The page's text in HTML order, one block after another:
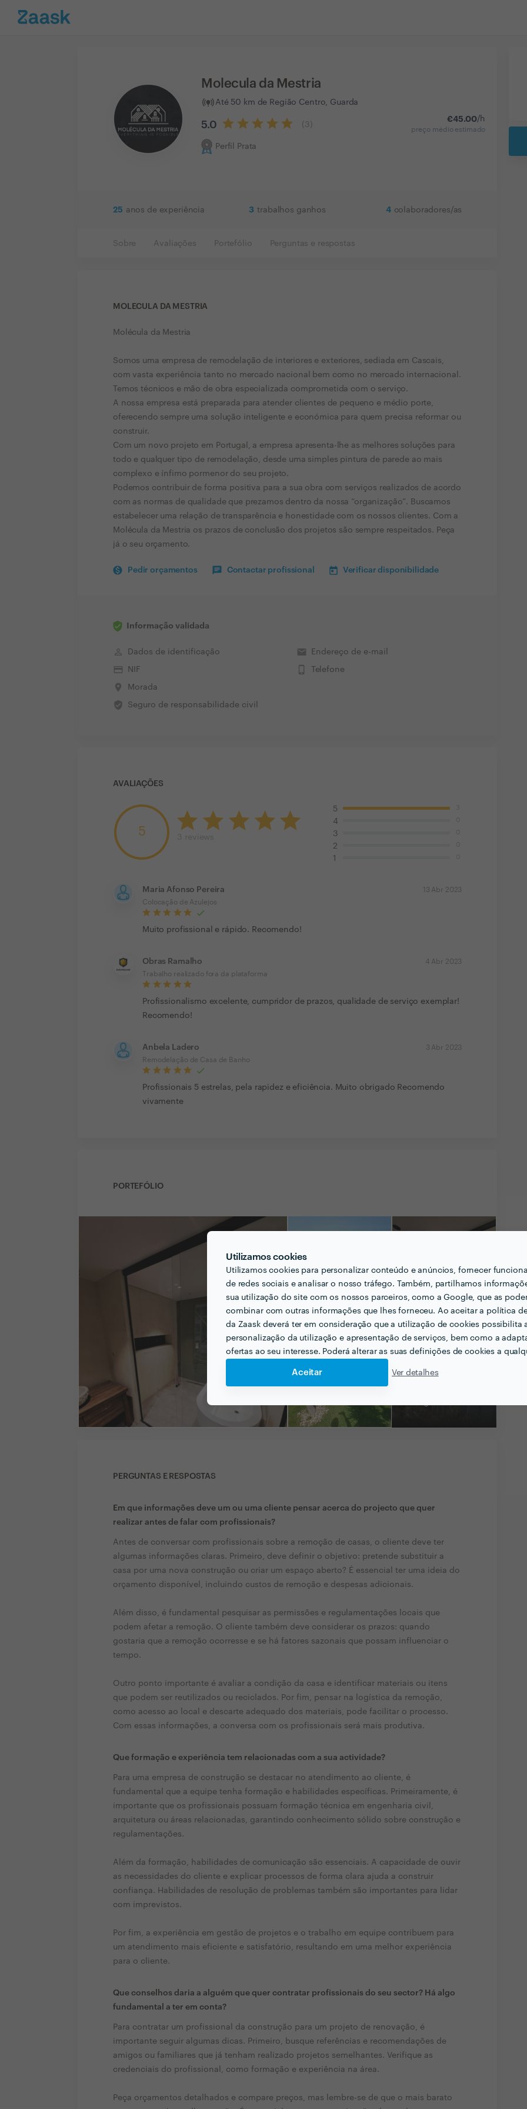
Utilizamos cookies
Utilizamos cookies para personalizar conteúdo e anúncios, fornecer
de redes sociais e analisar o nosso tráfego. Também, partilhamos
sua utilização do site com os nossos parceiros, como a Google, que as
combinar com outras informações que lhes forneceu. Ao aceitar a política
da Zaask deverá ter em consideração que a utilização de cookies possibilita
personalização da utilização e apresentação de serviços, bem como a
ofertas ao seu interesse. Poderá alterar as suas definições de cookies a
Aceitar Ver detalhes
Molecula da Mestria
Até 50 km de Região Centro, Guarda
5.0 ( 3
Perfil Prata
€45.00/h
preço médio estimado
25 anos de experiência 3 trabalhos ganhos 4 colaboradores/as
Sobre Avaliações Portefólio Perguntas e respostas
MOLECULA DA MESTRIA
Molécula da Mestria
Somos uma empresa de remodelação de interiores e exteriores, sediada em Cascais,
com vasta experiência tanto no mercado nacional bem como no mercado internacional.
Temos técnicos e mão de obra especializada comprometida com o serviço.
A nossa empresa está preparada para atender clientes de pequeno e médio porte,
oferecendo sempre uma solução inteligente e económica para quem precisa reformar ou
construir.
Com um novo projeto em Portugal, a empresa apresenta-lhe as melhores soluções para
todo e qualquer tipo de remodelação, desde uma simples pintura de parede ao mais
complexo e ínfimo pormenor do seu projeto.
Podemos contribuir de forma positiva para a sua obra com serviços realizados de acordo
com as normas de qualidade que prezamos dentro da nossa “organização”. Buscamos
estabelecer uma relação de transparência e honestidade com os nossos clientes. Com a
Molécula da Mestria os prazos de conclusão dos projetos são sempre respeitados. Peça
já o seu orçamento.
Pedir orçamentos Contactar profissional Verificar disponibilidade
Informação validada
perm_identity Dados de identificação
credit_card NIF
place Morada
verified_user Seguro de responsabilidade civil
email Endereço de e-mail
phone_iphone Telefone
AVALIAÇÕES
5
5
4
3
2
1
Maria Afonso Pereira
Colocação de Azulejos
13 Abr 2023
Muito profissional e rápido. Recomendo!
Obras Ramalho
Trabalho realizado fora da plataforma
4 Abr 2023
Profissionalismo excelente, cumpridor de prazos, qualidade de serviço exemplar!
Recomendo!
Anbela Ladero
Remodelação de Casa de Banho
3 Abr 2023
Profissionais 5 estrelas, pela rapidez e eficiência. Muito obrigado Recomendo
vivamente
PORTEFÓLIO
PERGUNTAS E RESPOSTAS
Em que informações deve um ou uma cliente pensar acerca do projecto que quer
realizar antes de falar com profissionais?
Antes de conversar com profissionais sobre a remoção de casas, o cliente deve ter
algumas informações claras. Primeiro, deve definir o objetivo: pretende substituir a
casa por uma nova construção ou criar um espaço aberto? É essencial ter uma ideia do
orçamento disponível, incluindo custos de remoção e despesas adicionais.
Além disso, é fundamental pesquisar as permissões e regulamentações locais que
podem afetar a remoção. O cliente também deve considerar os prazos: quando
gostaria que a remoção ocorresse e se há fatores sazonais que possam influenciar o
tempo.
Outro ponto importante é avaliar a condição da casa e identificar materiais ou itens
que podem ser reutilizados ou reciclados. Por fim, pensar na logística da remoção,
como acesso ao local e descarte adequado dos materiais, pode facilitar o processo.
Com essas informações, a conversa com os profissionais será mais produtiva.
Que formação e experiência tem relacionadas com a sua actividade?
Para uma empresa de construção se destacar no atendimento ao cliente, é
fundamental que a equipe tenha formação e habilidades específicas. Primeiramente, é
importante que os profissionais possuam formação técnica em engenharia civil,
arquitetura ou áreas relacionadas, garantindo conhecimento sólido sobre construção e
regulamentações.
Além da formação, habilidades de comunicação são essenciais. A capacidade de ouvir
as necessidades do cliente e explicar processos de forma clara ajuda a construir
confiança. Habilidades de resolução de problemas também são importantes para lidar
com imprevistos.
Por fim, a experiência em gestão de projetos e o trabalho em equipe contribuem para
um atendimento mais eficiente e satisfatório, resultando em uma melhor experiência
para o cliente.
Que conselhos daria a alguém que quer contratar profissionais do seu sector? Há algo
fundamental a ter em conta?
Para contratar um profissional da construção para um projeto de renovação, é
importante seguir algumas dicas. Primeiro, busque referências e recomendações de
amigos ou familiares que já tenham realizado projetos semelhantes. Verifique as
credenciais do profissional, como formação e experiência na área.
Peça orçamentos detalhados e compare preços, mas lembre-se de que o mais barato